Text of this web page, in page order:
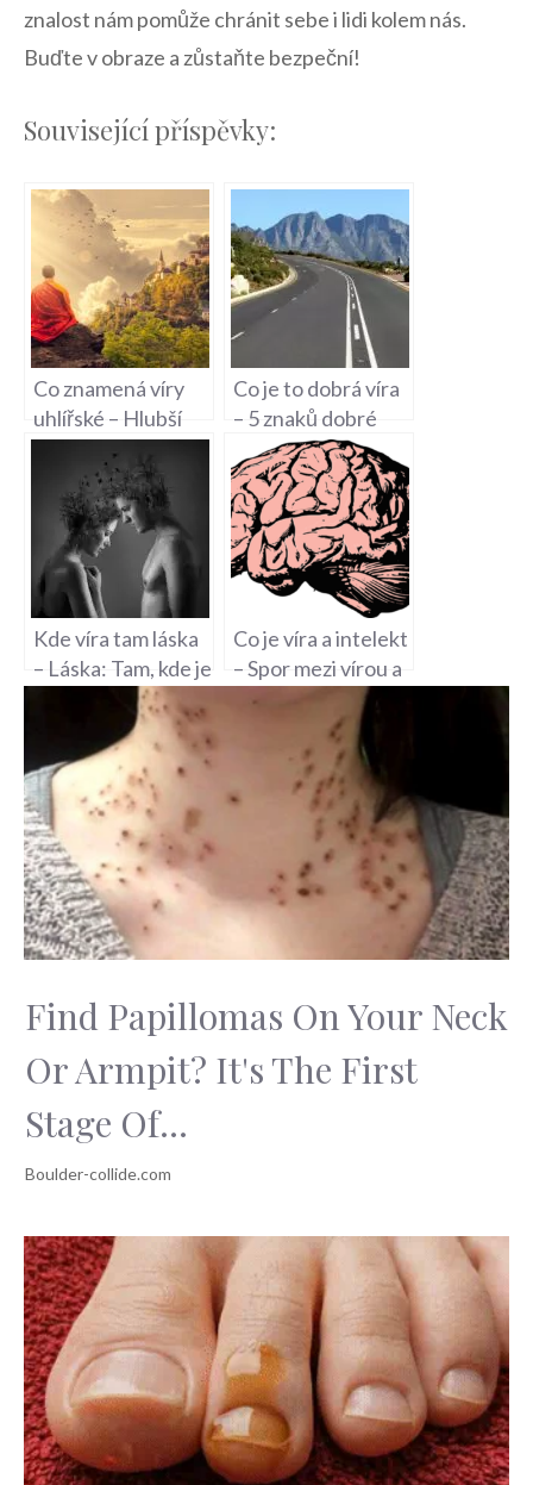
znalost ‍nám pomůže chránit sebe i lidi kolem ‍nás.
Buďte v‍ obraze⁢ a zůstaňte bezpeční!
Související příspěvky:
Co znamená víry
uhlířské – Hlubší
pohled: Co
znamenají víry
uhlířské?
Co je to dobrá víra
– 5 znaků dobré
víry: Jak ji mít?
Kde víra tam láska
– Láska: Tam, kde je
Co je víra a intelekt
– Spor mezi vírou a
intelektem: Jak
Find Papillomas On Your Neck
Or Armpit? It's The First
Stage Of...